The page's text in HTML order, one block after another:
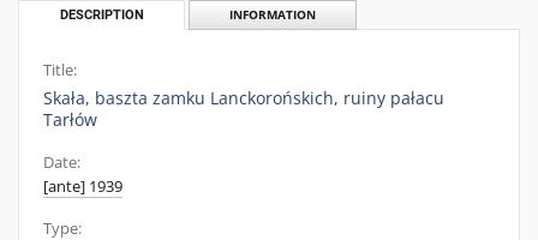
DESCRIPTION INFORMATION
Title:
Skała, baszta zamku Lanckorońskich, ruiny pałacu
Tarłów
Date:
[ante] 1939
Type: